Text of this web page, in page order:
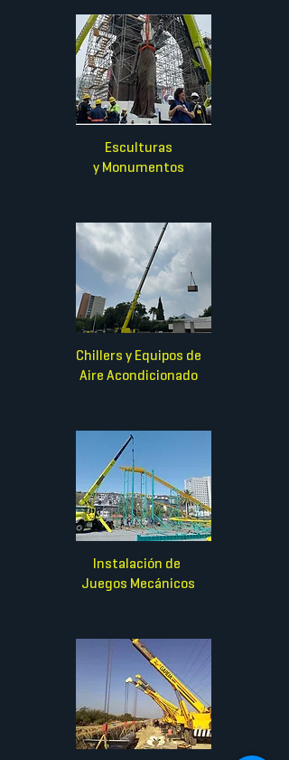
Esculturas
y Monumentos
Chillers y Equipos de
Aire Acondicionado
Instalación de
Juegos Mecánicos